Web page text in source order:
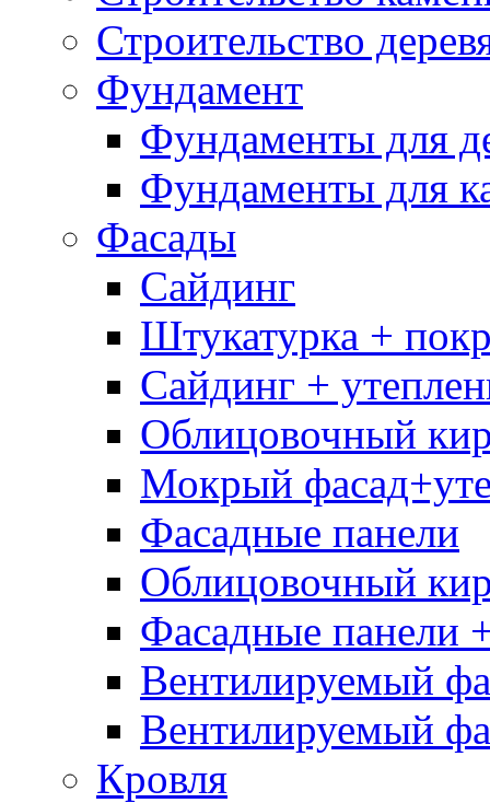
Строительство
Фундамент
Фундаменты для
Фундаменты для
Фасады
Сайдинг
Штукатурка +
Сайдинг +
Облицовочный
Мокрый
Фасадные панели
Облицовочный
Фасадные панели
Вентилируемый
Вентилируемый
Кровля